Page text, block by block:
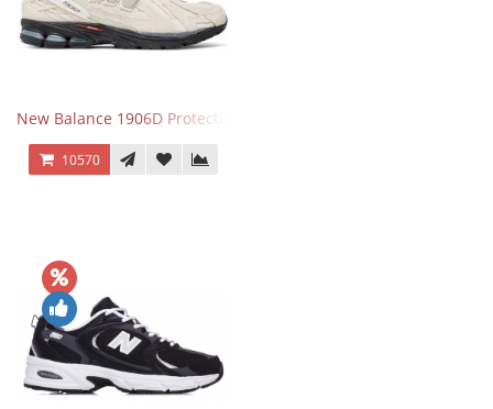
New Balance 1906D Protection Pack Turtledove
10570